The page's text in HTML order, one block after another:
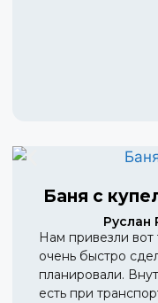
Баня с
Руслан
Нам привезли
очень быстро
планировали.
есть при